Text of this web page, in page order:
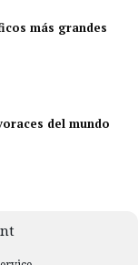
más grandes
del mundo